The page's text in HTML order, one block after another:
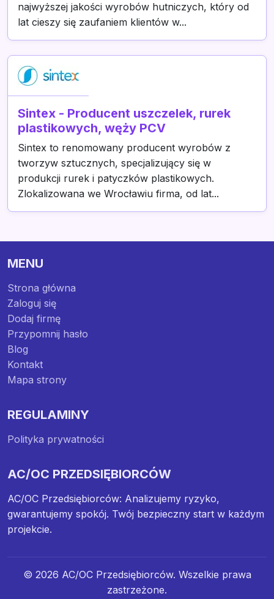
najwyższej jakości wyrobów hutniczych, który od
lat cieszy się zaufaniem klientów w...
Sintex - Producent uszczelek, rurek
plastikowych, węży PCV
Sintex to renomowany producent wyrobów z
tworzyw sztucznych, specjalizujący się w
produkcji rurek i patyczków plastikowych.
Zlokalizowana we Wrocławiu firma, od lat...
MENU
Strona główna
Zaloguj się
Dodaj firmę
Przypomnij hasło
Blog
Kontakt
Mapa strony
REGULAMINY
Polityka prywatności
AC/OC PRZEDSIĘBIORCÓW
AC/OC Przedsiębiorców: Analizujemy ryzyko,
gwarantujemy spokój. Twój bezpieczny start w każdym
projekcie.
© 2026 AC/OC Przedsiębiorców. Wszelkie prawa
zastrzeżone.